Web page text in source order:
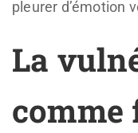
pleurer d’émotion
La
comme